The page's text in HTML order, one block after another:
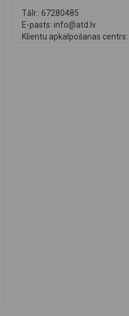
Tālr.: 67280485
E-pasts: info@atd.lv
Klientu apkalpošanas centrs: